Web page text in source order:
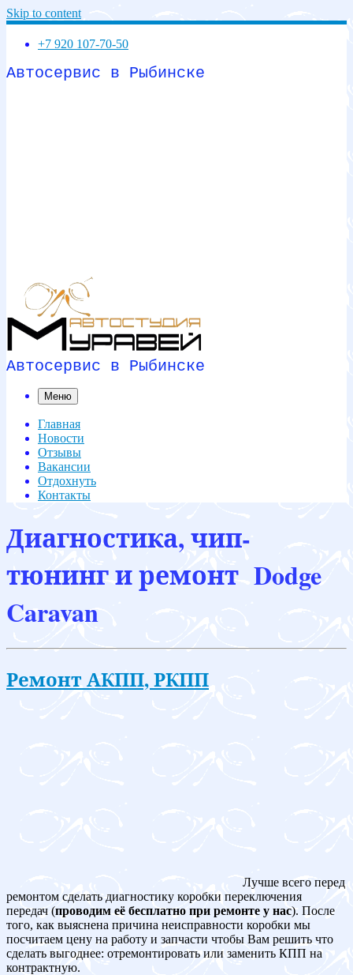
Skip to content
+7 920 107-70-50
Автосервис в Рыбинске
Автосервис в Рыбинске
Меню
Главная
Новости
Отзывы
Вакансии
Отдохнуть
Контакты
Диагностика, чип-
тюнинг и ремонт Dodge
Caravan
Ремонт АКПП, РКПП
Лучше всего перед
ремонтом сделать диагностику коробки переключения
передач (проводим её бесплатно при ремонте у нас). После
того, как выяснена причина неисправности коробки мы
посчитаем цену на работу и запчасти чтобы Вам решить что
сделать выгоднее: отремонтировать или заменить КПП на
контрактную.